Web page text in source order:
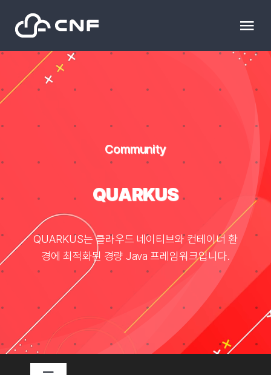
content
HOME
Resource
블로그
Taxonomies
Search
for:
Community
QUARKUS
QUARKUS는 클라우드 네이티브와 컨테이너 환
경에 최적화된 경량 Java 프레임워크입니다.